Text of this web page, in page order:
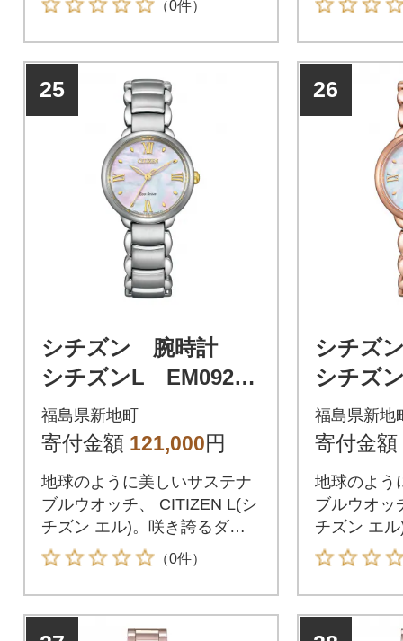
登場。
（0件）
登場。
25
シチズン 腕時計
シチズンL EM0927-
87Y
福島県新地町
寄付金額 121,000円
地球のように美しいサステナ
ブルウオッチ、 CITIZEN L(シ
チズン エル)。咲き誇るダリ
アの花にインスパイアされた
優雅なシルエット、上品で華
やかなデザインが魅力のモデ
ルが登場。
（0件）
26
シチ
シチズ
84D
福島県新地
寄付金額
地球のよう
ブルウオッ
チズン エ
アの花にイ
優雅なシル
やかなデザ
ルが登場。